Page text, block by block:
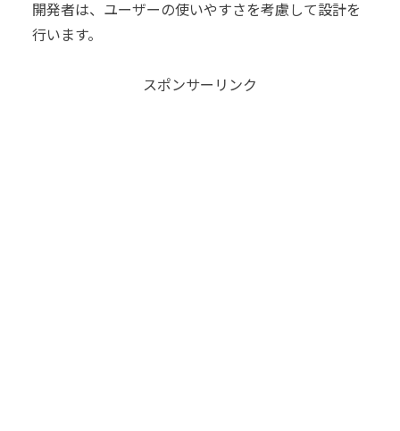
開発者は、ユーザーの使いやすさを考慮して設計を
行います。
スポンサーリンク